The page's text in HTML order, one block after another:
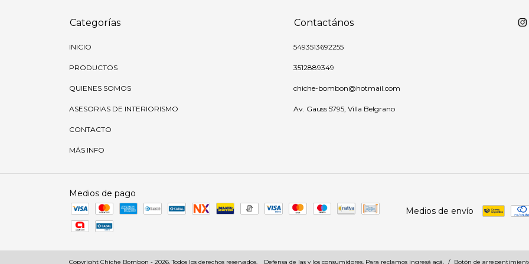
Categorías
INICIO
PRODUCTOS
QUIENES SOMOS
ASESORIAS DE INTERIORISMO
CONTACTO
MÁS INFO
Contactános
5493513692255
3512889349
chiche-bombon@hotmail.com
Av. Gauss 5795, Villa Belgrano
Medios de pago
Medios de envío
Copyright Chiche Bombon - 2026. Todos los derechos reservados. Defensa de las y los consumidores. Para reclamos ingresá acá. / Botón de